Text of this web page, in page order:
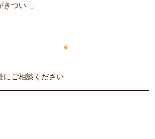
きつい 」
にご相談ください